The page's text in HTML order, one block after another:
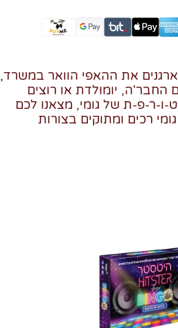
את ההאפי הוואר במשרד,
יומולדת או רוצים
ו-ר-פ-ת של גומי, מצאנו לכם
רכים ומתוקים בצורות